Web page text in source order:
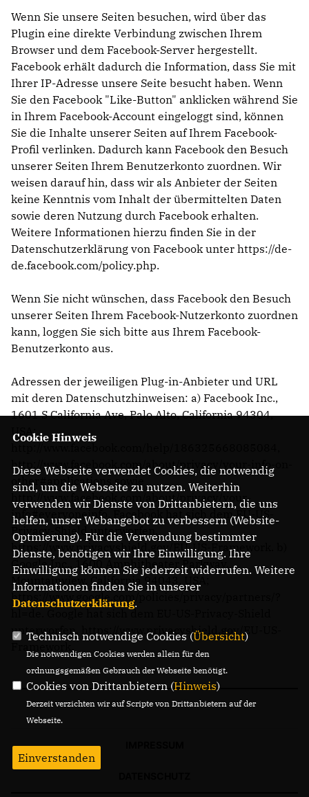
Wenn Sie unsere Seiten besuchen, wird über das
Plugin eine direkte Verbindung zwischen Ihrem
Browser und dem Facebook-Server hergestellt.
Facebook erhält dadurch die Information, dass Sie mit
Ihrer IP-Adresse unsere Seite besucht haben. Wenn
Sie den Facebook "Like-Button" anklicken während Sie
in Ihrem Facebook-Account eingeloggt sind, können
Sie die Inhalte unserer Seiten auf Ihrem Facebook-
Profil verlinken. Dadurch kann Facebook den Besuch
unserer Seiten Ihrem Benutzerkonto zuordnen. Wir
weisen darauf hin, dass wir als Anbieter der Seiten
keine Kenntnis vom Inhalt der übermittelten Daten
sowie deren Nutzung durch Facebook erhalten.
Weitere Informationen hierzu finden Sie in der
Datenschutzerklärung von Facebook unter https://de-
de.facebook.com/policy.php.
Wenn Sie nicht wünschen, dass Facebook den Besuch
unserer Seiten Ihrem Facebook-Nutzerkonto zuordnen
kann, loggen Sie sich bitte aus Ihrem Facebook-
Benutzerkonto aus.
Adressen der jeweiligen Plug-in-Anbieter und URL
mit deren Datenschutzhinweisen: a) Facebook Inc.,
1601 S California Ave, Palo Alto, California 94304,
USA;
http://www.facebook.com/about/privacy/your-info-on-
other#applications
sowie
http://www.facebook.com/about/privacy/your-
info#everyoneinfo
. Facebook hat sich dem EU-US-
Privacy-Shield unterworfen,
https://www.privacyshield.gov/EU-US-Framework
Google Inc., 1600 Amphitheater Parkway,
Mountainview, California 94043, USA;
https://www.google.com/policies/privacy/partners/?
. Google hat sich dem EU-US-Privacy-Shield
unterworfen,
https://www.privacyshield.gov/EU-US-
Cookie Hinweis
Diese Webseite verwendet Cookies, die notwendig
sind, um die Webseite zu nutzen. Weiterhin
verwenden wir Dienste von Drittanbietern, die uns
helfen, unser Webangebot zu verbessern (Website-
Optmierung). Für die Verwendung bestimmter
Dienste, benötigen wir Ihre Einwilligung. Ihre
Einwilligung können Sie jederzeit widerrufen. Weitere
Informationen finden Sie in unserer
Datenschutzerklärung.
Technisch notwendige Cookies (Übersicht)
Die notwendigen Cookies werden allein für den
ordnungsgemäßen Gebrauch der Webseite benötigt.
Cookies von Drittanbietern (Hinweis)
Derzeit verzichten wir auf Scripte von Drittanbietern auf der
Webseite.
Einverstanden